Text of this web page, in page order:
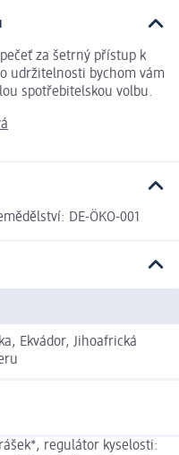
za šetrný přístup k
udržitelnosti bychom vám
spotřebitelskou volbu.
DE-ÖKO-001
Ekvádor, Jihoafrická
regulátor kyselosti: